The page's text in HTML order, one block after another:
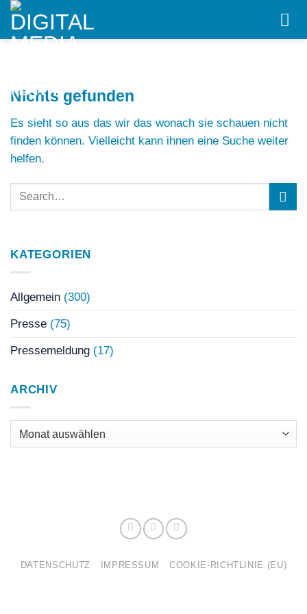
Skip
content
Nichts gefunden
Es sieht so aus das wir das wonach sie schauen nicht
finden können. Vielleicht kann ihnen eine Suche weiter
helfen.
KATEGORIEN
Allgemein (300)
Presse (75)
Pressemeldung (17)
ARCHIV
Archiv
DATENSCHUTZ IMPRESSUM COOKIE-RICHTLINIE (EU)